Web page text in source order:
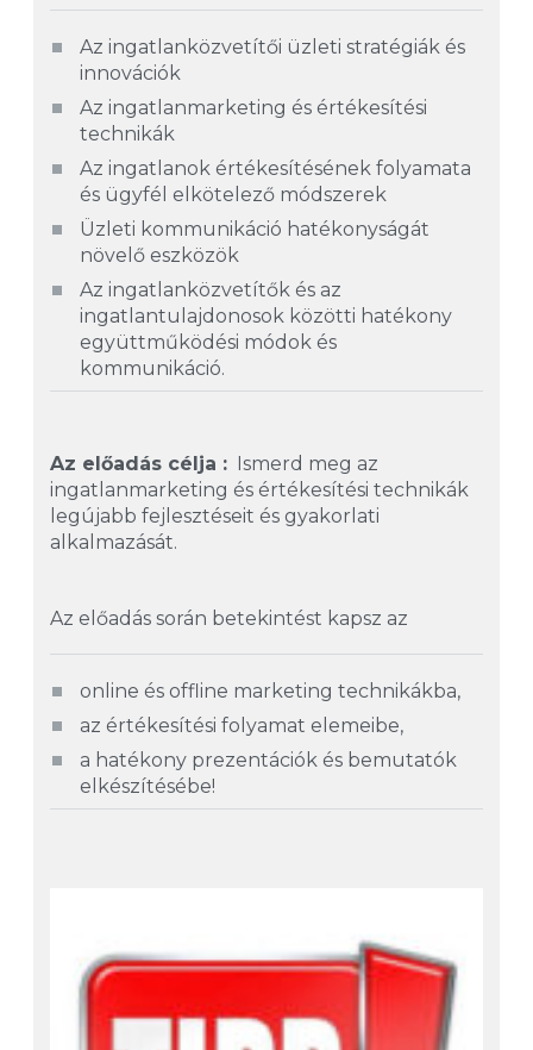
Az ingatlanközvetítői üzleti stratégiák és
innovációk
Az ingatlanmarketing és értékesítési
technikák
Az ingatlanok értékesítésének folyamata
és ügyfél elkötelező módszerek
Üzleti kommunikáció hatékonyságát
növelő eszközök
Az ingatlanközvetítők és az
ingatlantulajdonosok közötti hatékony
együttműködési módok és
kommunikáció.
Az előadás célja : Ismerd meg az
ingatlanmarketing és értékesítési technikák
legújabb fejlesztéseit és gyakorlati
alkalmazását.
Az előadás során betekintést kapsz az
online és offline marketing technikákba,
az értékesítési folyamat elemeibe,
a hatékony prezentációk és bemutatók
elkészítésébe!